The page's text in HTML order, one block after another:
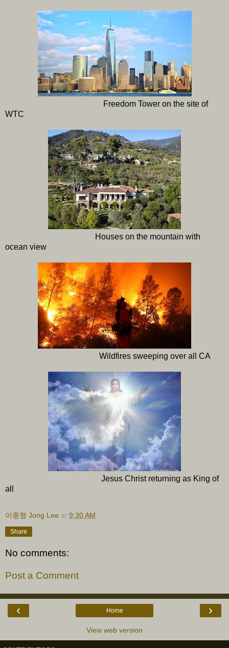
Freedom Tower on the site of
WTC
Houses on the mountain with
ocean view
Wildfires sweeping over all CA
Jesus Christ returning as King of
all
이종형 Jong Lee at 9:30 AM
Share
No comments:
Post a Comment
‹ ›
Home
View web version